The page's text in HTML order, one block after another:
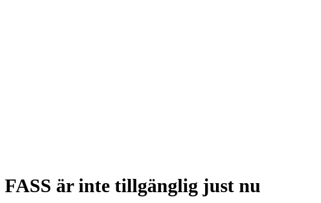
FASS är inte tillgänglig just nu